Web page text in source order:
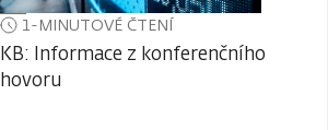
1-MINUTOVÉ ČTENÍ
KB: Informace z konferenčního
hovoru